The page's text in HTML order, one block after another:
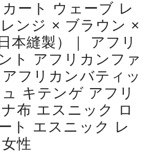
ート ウェーブ レ
ンジ × ブラウン ×
本縫製）｜ アフリ
ト アフリカンファ
フリカンバティッ
キテンゲ アフリ
布 エスニック ロ
ト エスニック レ
性